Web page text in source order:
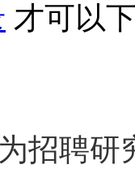
才可以
招聘研